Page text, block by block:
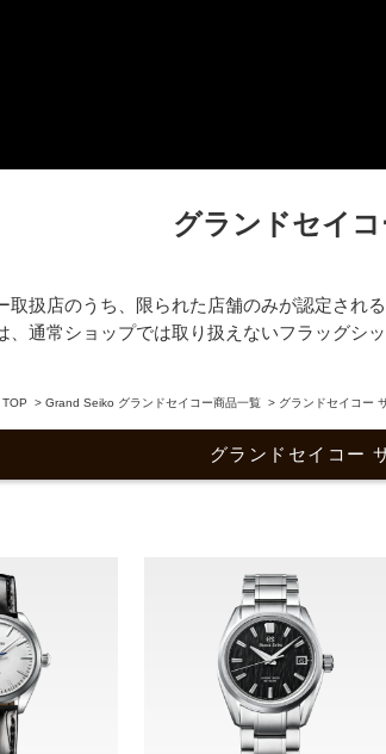
グランドセイ
取扱店のうち、限られた店舗のみが認定され
、通常ショップでは取り扱えないフラッグシ
> Grand Seiko グランドセイコー商品一覧 > グランドセイコー
グランドセイコー